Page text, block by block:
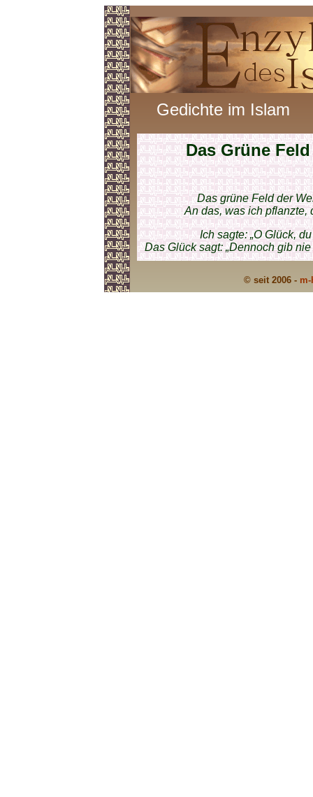
Gedichte im Islam
Das Grüne Feld
Das grüne Feld der
An das, was ich pflanzte,
Ich sagte: „O Glück,
Das Glück sagt: „Dennoch gib
© seit 2006 -